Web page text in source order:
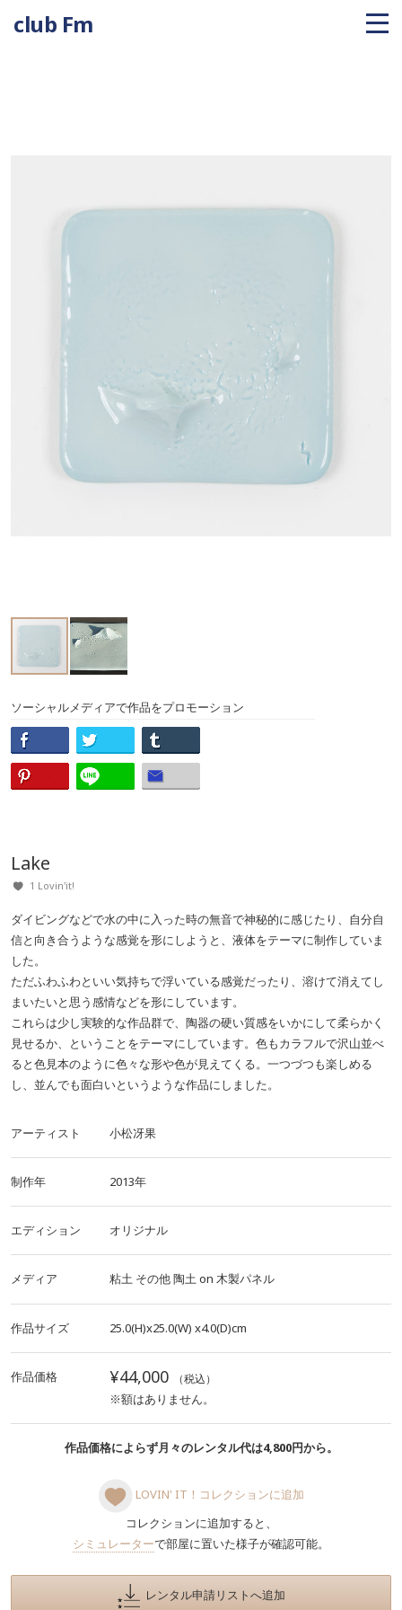
club Fm
ソーシャルメディアで作品をプロモーション
Lake
1 Lovin'it!
ダイビングなどで水の中に入った時の無音で神秘的に感じたり、自分自
信と向き合うような感覚を形にしようと、液体をテーマに制作していま
した。
ただふわふわといい気持ちで浮いている感覚だったり、溶けて消えてし
まいたいと思う感情などを形にしています。
これらは少し実験的な作品群で、陶器の硬い質感をいかにして柔らかく
見せるか、ということをテーマにしています。色もカラフルで沢山並べ
ると色見本のように色々な形や色が見えてくる。一つづつも楽しめる
し、並んでも面白いというような作品にしました。
アーティスト 小松冴果
制作年 2013年
エディション オリジナル
メディア 粘土 その他陶土on 木製パネル
作品サイズ 25.0(H)x25.0(W) x4.0(D)cm
作品価格 ¥44,000 （税込）
※額はありません。
作品価格によらず月々のレンタル代は4,800円から。
LOVIN' IT！コレクションに追加
コレクションに追加すると、
シミュレーターで部屋に置いた様子が確認可能。
レンタル申請リストへ追加